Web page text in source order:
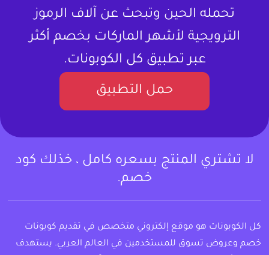
تحمله الحين وتبحث عن آلاف الرموز
الترويجية لأشهر الماركات بخصم أكثر
عبر تطبيق كل الكوبونات.
حمل التطبيق
لا تشتري المنتج بسعره كامل ، خذلك كود
خصم.
كل الكوبونات هو موقع إلكتروني متخصص في تقديم كوبونات
خصم وعروض تسوق للمستخدمين في العالم العربي. يستهدف